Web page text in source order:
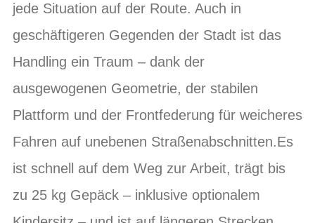
jede Situation auf der Route. Auch in
geschäftigeren Gegenden der Stadt ist das
Handling ein Traum – dank der
ausgewogenen Geometrie, der stabilen
Plattform und der Frontfederung für weicheres
Fahren auf unebenen Straßenabschnitten.Es
ist schnell auf dem Weg zur Arbeit, trägt bis
zu 25 kg Gepäck – inklusive optionalem